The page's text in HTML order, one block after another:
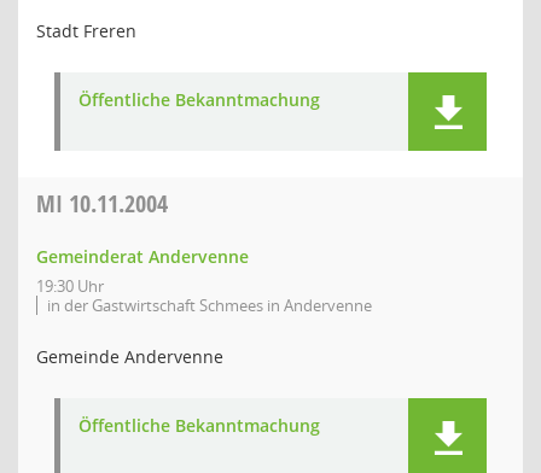
Stadt Freren
Öffentliche Bekanntmachung
MI 10.11.2004
Gemeinderat Andervenne
19:30 Uhr
in der Gastwirtschaft Schmees in Andervenne
Gemeinde Andervenne
Öffentliche Bekanntmachung